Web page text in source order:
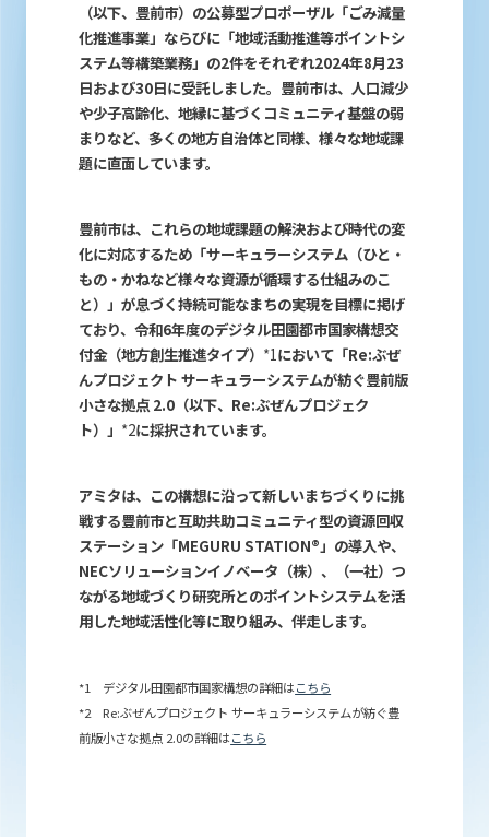
（以下、豊前市）の公募型プロポーザル「ごみ減量
化推進事業」ならびに「地域活動推進等ポイントシ
ステム等構築業務」の2件をそれぞれ2024年8月23
日および30日に受託しました。豊前市は、人口減少
や少子高齢化、地縁に基づくコミュニティ基盤の弱
まりなど、多くの地方自治体と同様、様々な地域課
題に直面しています。
豊前市は、これらの地域課題の解決および時代の変
化に対応するため「サーキュラーシステム（ひと・
もの・かねなど様々な資源が循環する仕組みのこ
と）」が息づく持続可能なまちの実現を目標に掲げ
ており、令和6年度のデジタル田園都市国家構想交
付金（地方創生推進タイプ） *1において「Re:ぶぜ
んプロジェクト サーキュラーシステムが紡ぐ豊前版
小さな拠点 2.0（以下、Re:ぶぜんプロジェク
ト）」 *2に採択されています。
アミタは、この構想に沿って新しいまちづくりに挑
戦する豊前市と互助共助コミュニティ型の資源回収
ステーション「MEGURU STATION®」の導入や、
NECソリューションイノベータ（株）、（一社）つ
ながる地域づくり研究所とのポイントシステムを活
用した地域活性化等に取り組み、伴走します。
*1 デジタル田園都市国家構想の詳細はこちら
*2 Re:ぶぜんプロジェクト サーキュラーシステムが紡ぐ豊
前版小さな拠点 2.0の詳細はこちら